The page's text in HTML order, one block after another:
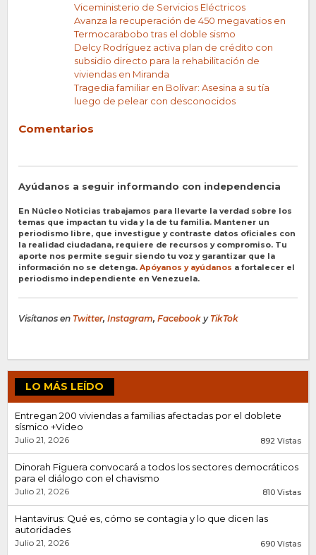
Viceministerio de Servicios Eléctricos
Avanza la recuperación de 450 megavatios en
Termocarabobo tras el doble sismo
Delcy Rodríguez activa plan de crédito con
subsidio directo para la rehabilitación de
viviendas en Miranda
Tragedia familiar en Bolívar: Asesina a su tía
luego de pelear con desconocidos
Comentarios
Ayúdanos a seguir informando con independencia
En Núcleo Noticias trabajamos para llevarte la verdad sobre los
temas que impactan tu vida y la de tu familia. Mantener un
periodismo libre, que investigue y contraste datos oficiales con
la realidad ciudadana, requiere de recursos y compromiso. Tu
aporte nos permite seguir siendo tu voz y garantizar que la
información no se detenga. Apóyanos y ayúdanos a fortalecer el
periodismo independiente en Venezuela.
Visítanos en Twitter, Instagram, Facebook y TikTok
LO MÁS LEÍDO
Entregan 200 viviendas a familias afectadas por el doblete
sísmico +Video
Julio 21, 2026 892 Vistas
Dinorah Figuera convocará a todos los sectores democráticos
para el diálogo con el chavismo
Julio 21, 2026 810 Vistas
Hantavirus: Qué es, cómo se contagia y lo que dicen las
autoridades
Julio 21, 2026 690 Vistas